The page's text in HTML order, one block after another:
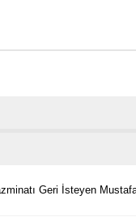
Geri İsteyen